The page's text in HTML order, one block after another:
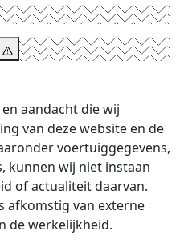
aandacht die wij
van deze website en de
voertuiggegevens,
kunnen wij niet instaan
of actualiteit daarvan.
afkomstig van externe
de werkelijkheid.